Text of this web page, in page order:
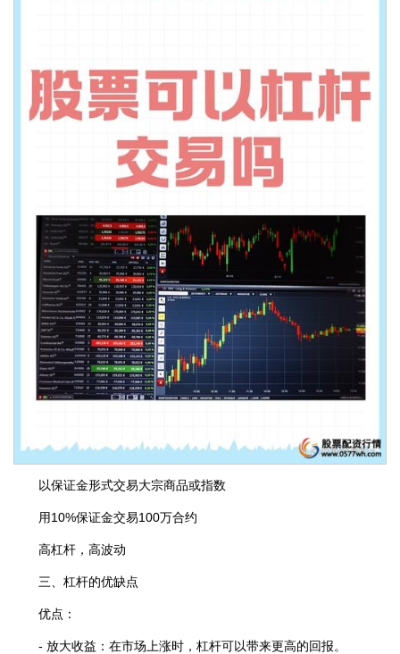
以保证金形式交易大宗商品或指数
用10%保证金交易100万合约
高杠杆，高波动
三、杠杆的优缺点
优点：
- 放大收益：在市场上涨时，杠杆可以带来更高的回报。